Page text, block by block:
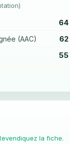
64
(AAC)
55
la fiche.